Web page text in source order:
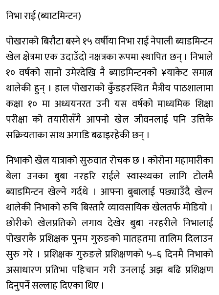
निभा राई (ब्याटमिन्टन)
पोखराको बिरौटा बस्ने १५ वर्षीया निभा राई नेपाली ब्याडमिन्टन
खेल क्षेत्रमा एक उदाउँदो नक्षत्रका रूपमा स्थापित छन् । निभाले
१० वर्षको सानो उमेरदेखि नै ब्याडमिन्टनको ¥याकेट समात्न
थालेकी हुन् । हाल पोखराको कुँडहरस्थित मैत्रीय पाठशालामा
कक्षा १० मा अध्ययनरत उनी यस वर्षको माध्यमिक शिक्षा
परीक्षा को तयारीसँगै आफ्नो खेल जीवनलाई पनि उत्तिकै
सक्रियताका साथ अगाडि बढाइरहेकी छन् ।
निभाको खेल यात्राको सुरुवात रोचक छ । कोरोना महामारीका
बेला उनका बुबा नरहरि राईले स्वास्थ्यका लागि टोलमै
ब्याडमिन्टन खेल्ने गर्दथे । आफ्ना बुबालाई पछ्याउँदै खेल्न
थालेकी निभाको रुचि बिस्तारै व्यावसायिक खेलतर्फ मोडियो ।
छोरीको खेलप्रतिको लगाव देखेर बुबा नरहरीले निभालाई
पोखराकै प्रशिक्षक पुनम गुरुङको मातहतमा तालिम दिलाउन
सुरु गरे । प्रशिक्षक गुरुङले प्रशिक्षणको ५–६ दिनमै निभाको
असाधारण प्रतिभा पहिचान गरी उनलाई अझ बढि प्रशिक्षण
दिनुपर्ने सल्लाह दिएका थिए ।